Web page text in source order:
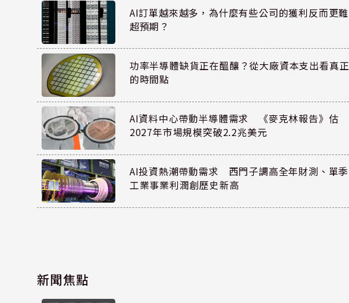
AI訂單越來越多，為什麼有些公司的獲利反而更難
超預期？
功率半導體缺貨正在醞釀？從大廠資本支出看真正
的時間點
AI資料中心帶動半導體需求 《麥克林報告》估
2027年市場規模突破2.2兆美元
AI投資熱潮帶動需求 西門子調高全年財測、單季
工業事業利潤創歷史新高
新聞焦點